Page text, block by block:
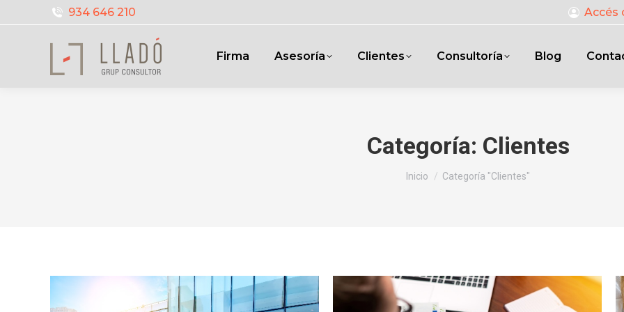
934 646 210 Accés
Firma Asesoría Clientes Consultoría Blog
Categoría: Clientes
Estás aquí:
Inicio Categoría "Clientes"